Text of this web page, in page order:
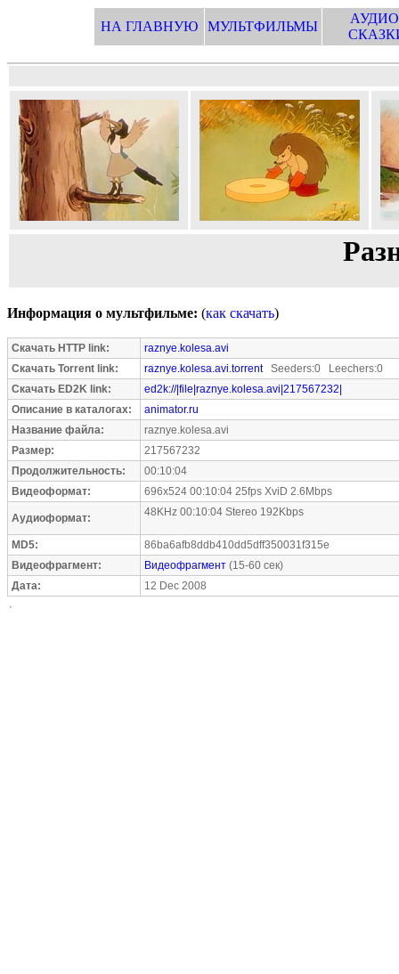
НА ГЛАВНУЮ МУЛЬТФИЛЬМЫ
Информация о мультфильме: (как скачать)
Скачать HTTP link:
raznye.kolesa.avi
Скачать Torrent link:
raznye.kolesa.avi.torrentSeeders:0 Leechers:0
Скачать ED2K link:
ed2k://|file|raznye.kolesa.avi|217567232|
Описание в каталогах:
animator.ru
Название файла:
raznye.kolesa.avi
Размер:
217567232
Продолжительность:
00:10:04
Видеоформат:
696x524 00:10:04 25fps XviD 2.6Mbps
Аудиоформат: 48KHz 00:10:04 Stereo 192Kbps
MD5:
86ba6afb8ddb410dd5dff350031f315e
Видеофрагмент:
Видеофрагмент (15-60 сек)
Дата:
12 Dec 2008